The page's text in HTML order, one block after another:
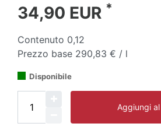
34,90 EUR *
Contenuto 0,12
Prezzo base 290,83 € / l
Disponibile
Aggiungi